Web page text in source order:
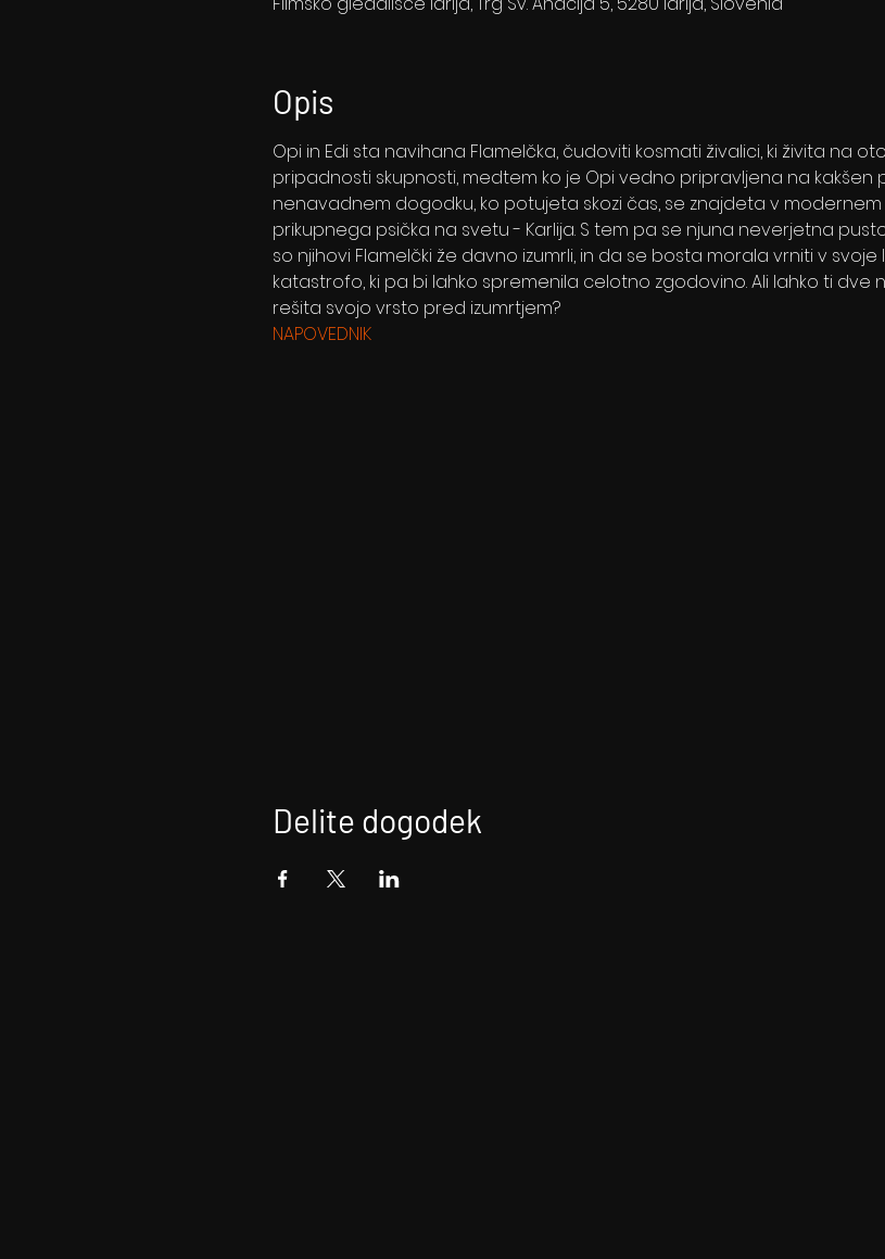
Opis
Opi in Edi sta navihana Flamelčka, čudoviti kosmati živalici, ki živita na
pripadnosti skupnosti, medtem ko je Opi vedno pripravljena na kakšen
nenavadnem dogodku, ko potujeta skozi čas, se znajdeta v
prikupnega psička na svetu - Karlija. S tem pa se njuna neverjetna
so njihovi Flamelčki že davno izumrli, in da se bosta morala vrniti v
katastrofo, ki pa bi lahko spremenila celotno zgodovino. Ali lahko ti
rešita svojo vrsto pred izumrtjem?
NAPOVEDNIK
Delite dogodek